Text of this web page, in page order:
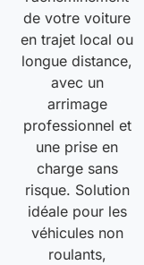
de votre voiture
en trajet local ou
longue distance,
avec un
arrimage
professionnel et
une prise en
charge sans
risque. Solution
idéale pour les
véhicules non
roulants,